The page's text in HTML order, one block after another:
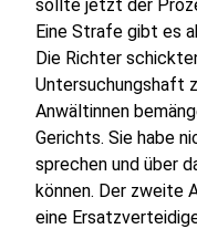
sollte jetzt der
Eine Strafe gibt es
Die Richter
Untersuchungshaft
Anwältinnen
Gerichts. Sie habe
sprechen und über
können. Der zweite
eine